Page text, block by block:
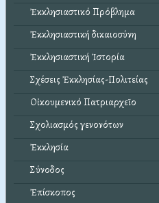
Ἐκκλησιαστικό Πρόβλημα
Ἐκκλησιαστική δικαιοσύνη
Ἐκκλησιαστική Ἱστορία
Σχέσεις Ἐκκλησίας-Πολιτείας
Οἰκουμενικό Πατριαρχεῖο
Σχολιασμός γενονότων
Ἐκκλησία
Σύνοδος
Ἐπίσκοπος